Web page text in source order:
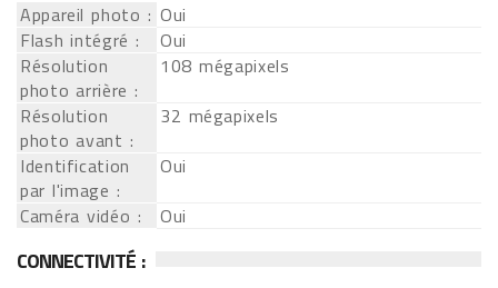
Appareil photo : Oui
Flash intégré :
Oui
Résolution
photo arrière :
108 mégapixels
Résolution
photo avant :
32 mégapixels
Identification
par l'image :
Oui
Caméra vidéo :
Oui
CONNECTIVITÉ :